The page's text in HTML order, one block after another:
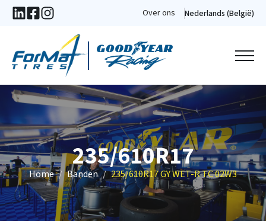
Over ons Nederlands (België)
235/610R17
Home Banden 235/610R17 GY WET-R TC 02W3